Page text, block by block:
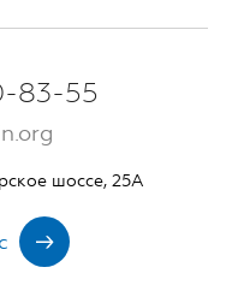
83-55
шоссе, 25А